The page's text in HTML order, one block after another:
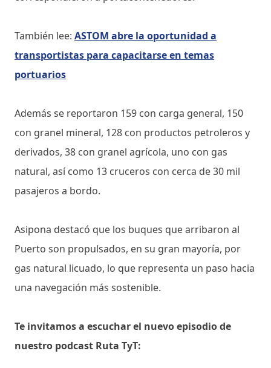
También lee: ASTOM abre la oportunidad a
transportistas para capacitarse en temas
portuarios
Además se reportaron 159 con carga general, 150
con granel mineral, 128 con productos petroleros y
derivados, 38 con granel agrícola, uno con gas
natural, así como 13 cruceros con cerca de 30 mil
pasajeros a bordo.
Asipona destacó que los buques que arribaron al
Puerto son propulsados, en su gran mayoría, por
gas natural licuado, lo que representa un paso hacia
una navegación más sostenible.
Te invitamos a escuchar el nuevo episodio de
nuestro podcast Ruta TyT: